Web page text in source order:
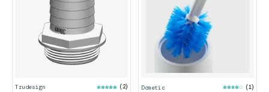
Trudesign (2) Dometic (1)